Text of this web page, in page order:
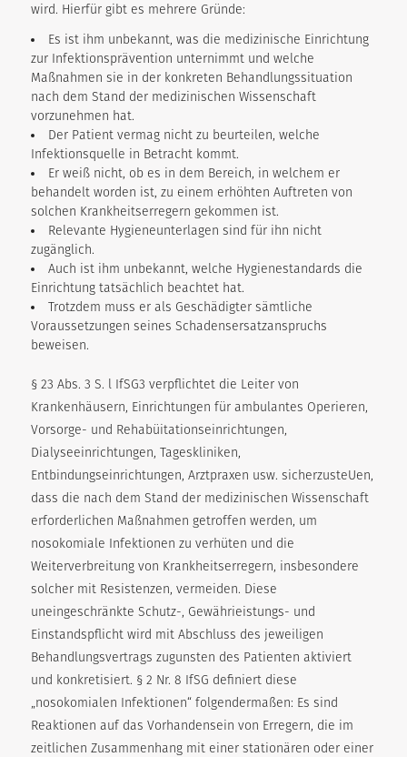
wird. Hierfür gibt es mehrere Gründe:
Es ist ihm unbekannt, was die medizinische Einrichtung
zur Infektionsprävention unternimmt und welche
Maßnahmen sie in der konkreten Behandlungssituation
nach dem Stand der medizinischen Wissenschaft
vorzunehmen hat.
Der Patient vermag nicht zu beurteilen, welche
Infektionsquelle in Betracht kommt.
Er weiß nicht, ob es in dem Bereich, in welchem er
behandelt worden ist, zu einem erhöhten Auftreten von
solchen Krankheitserregern gekommen ist.
Relevante Hygieneunterlagen sind für ihn nicht
zugänglich.
Auch ist ihm unbekannt, welche Hygienestandards die
Einrichtung tatsächlich beachtet hat.
Trotzdem muss er als Geschädigter sämtliche
Voraussetzungen seines Schadensersatzanspruchs
beweisen.
§ 23 Abs. 3 S. l IfSG3 verpflichtet die Leiter von
Krankenhäusern, Einrichtungen für ambulantes Operieren,
Vorsorge- und Rehabüitationseinrichtungen,
Dialyseeinrichtungen, Tageskliniken,
Entbindungseinrichtungen, Arztpraxen usw. sicherzusteUen,
dass die nach dem Stand der medizinischen Wissenschaft
erforderlichen Maßnahmen getroffen werden, um
nosokomiale Infektionen zu verhüten und die
Weiterverbreitung von Krankheitserregern, insbesondere
solcher mit Resistenzen, vermeiden. Diese
uneingeschränkte Schutz-, Gewährieistungs- und
Einstandspflicht wird mit Abschluss des jeweiligen
Behandlungsvertrags zugunsten des Patienten aktiviert
und konkretisiert. § 2 Nr. 8 IfSG definiert diese
„nosokomialen Infektionen“ folgendermaßen: Es sind
Reaktionen auf das Vorhandensein von Erregern, die im
zeitlichen Zusammenhang mit einer stationären oder einer